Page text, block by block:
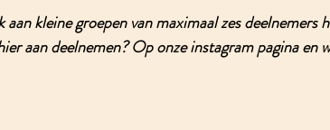
aan kleine groepen van maximaal zes
aan deelnemen? Op onze instagram pagina en